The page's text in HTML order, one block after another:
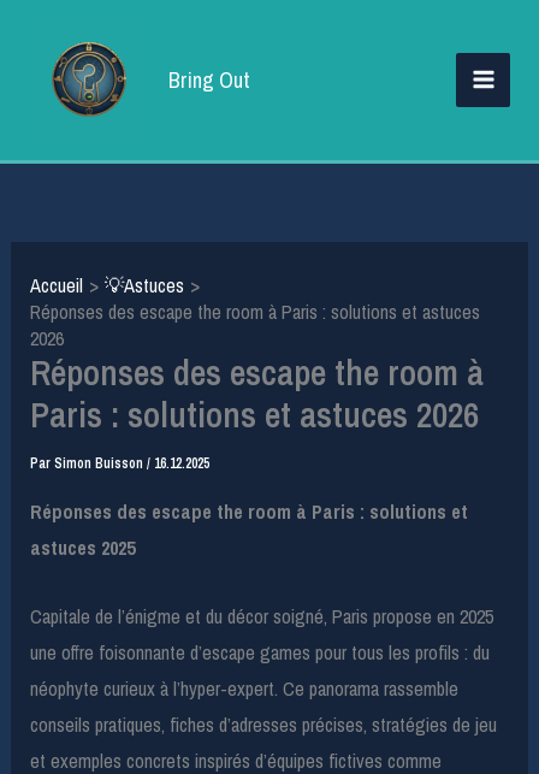
contenu
Bring Out
Accueil
💡Astuces
Réponses des escape the room à Paris : solutions et astuces
2026
Réponses des escape the room à
Paris : solutions et astuces 2026
ParSimon Buisson/ 16.12.2025
Réponses des escape the room à Paris : solutions et
astuces 2025
Capitale de l’énigme et du décor soigné, Paris propose en 2025
une offre foisonnante d’escape games pour tous les profils : du
néophyte curieux à l’hyper-expert. Ce panorama rassemble
conseils pratiques, fiches d’adresses précises, stratégies de jeu
et exemples concrets inspirés d’équipes fictives comme